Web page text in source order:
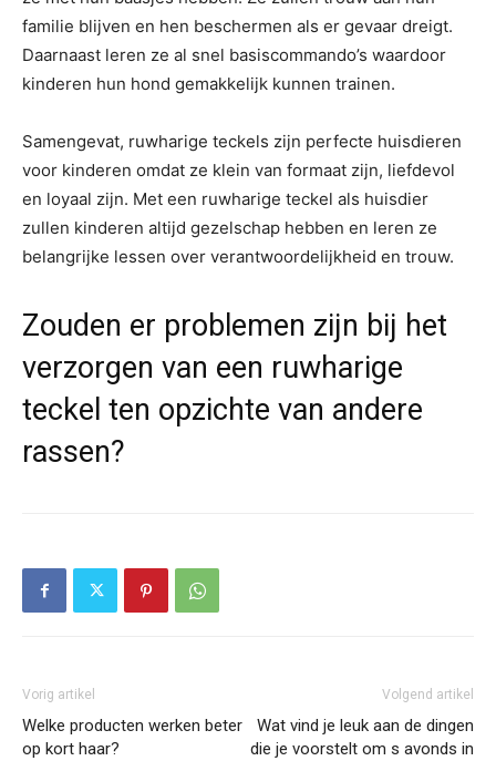
familie blijven en hen beschermen als er gevaar dreigt.
Daarnaast leren ze al snel basiscommando’s waardoor
kinderen hun hond gemakkelijk kunnen trainen.
Samengevat, ruwharige teckels zijn perfecte huisdieren
voor kinderen omdat ze klein van formaat zijn, liefdevol
en loyaal zijn. Met een ruwharige teckel als huisdier
zullen kinderen altijd gezelschap hebben en leren ze
belangrijke lessen over verantwoordelijkheid en trouw.
Zouden er problemen zijn bij het
verzorgen van een ruwharige
teckel ten opzichte van andere
rassen?
Vorig artikel
Welke producten werken beter
op kort haar?
Volgend artikel
Wat vind je leuk aan de dingen
die je voorstelt om s avonds in